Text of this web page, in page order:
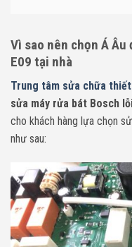
Vì sao nên chọn Á
E09 tại nhà
Trung tâm sửa chữa
sửa máy rửa bát Bosch
cho khách hàng lựa chọn
như sau: